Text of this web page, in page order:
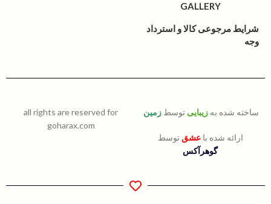
GALLERY
شرایط مرجوعی کالا و استرداد
وجه
ساخته شده به زیبایی توسط زمین
ارائه شده باعشق توسط
گوهرآکس
all rights are reserved for
goharax.com